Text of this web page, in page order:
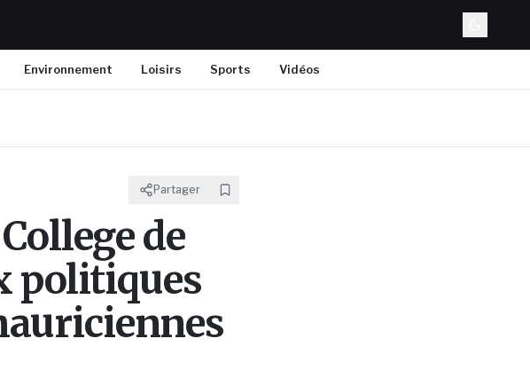
Environnement Loisirs Sports Vidéos
Partager
de
politiques